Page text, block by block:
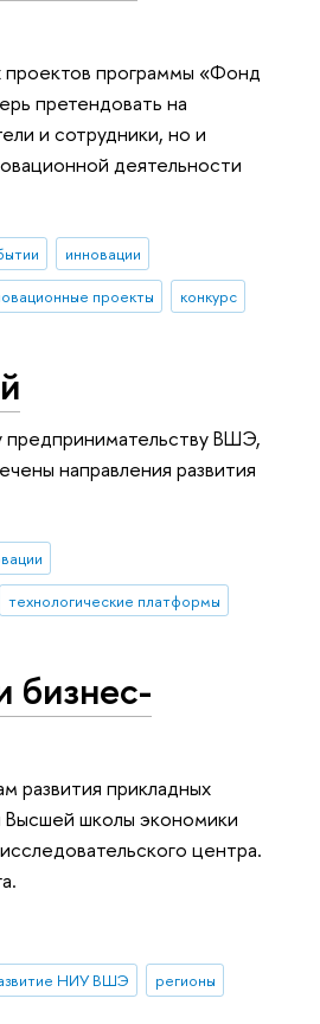
программы «Фонд
претендовать на
и сотрудники, но и
деятельности
инновации
проекты конкурс
ВШЭ,
направления развития
технологические платформы
бизнес-
прикладных
Высшей школы экономики
центра.
НИУ ВШЭ регионы